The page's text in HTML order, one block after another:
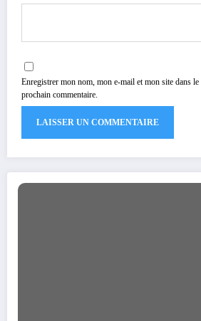
Enregistrer mon nom, mon e-mail et mon site dans
prochain commentaire.